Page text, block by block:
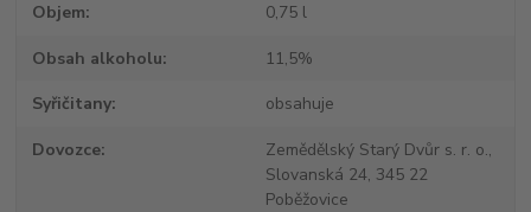
Objem 0,75 l
Obsah alkoholu 11,5%
Syřičitany obsahuje
Dovozce
Zemědělský Starý Dvůr s. r. o.,
Slovanská 24, 345 22
Poběžovice